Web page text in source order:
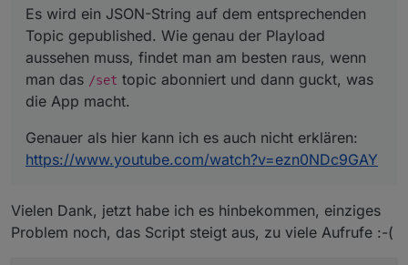
Es wird ein JSON-String auf dem entsprechenden
Topic gepublished. Wie genau der Playload
aussehen muss, findet man am besten raus, wenn
man das /set topic abonniert und dann guckt, was
die App macht.
Genauer als hier kann ich es auch nicht erklären:
https://www.youtube.com/watch?v=ezn0NDc9GAY
Vielen Dank, jetzt habe ich es hinbekommen, einziges
Problem noch, das Script steigt aus, zu viele Aufrufe :-(